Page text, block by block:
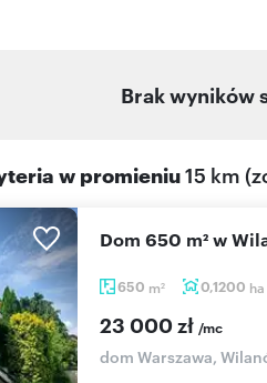
Brak wyników
w promieniu15 km (
650 m2 0,1200 ha
Dom 650 m² w
23 000 zł /mc
dom Warszawa,